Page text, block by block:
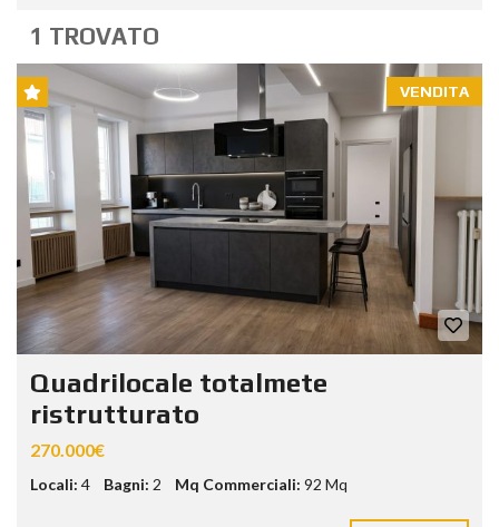
1 TROVATO
VENDITA
Quadrilocale totalmete
ristrutturato
270.000€
Locali: 4 Bagni: 2 Mq Commerciali: 92 Mq